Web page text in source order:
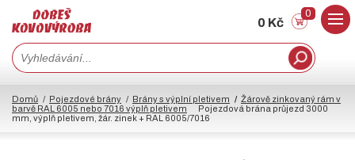
0 Kč
0
Domů Pojezdové brány Brány s výplní pletivem
Žárově zinkovaný rám v
barvě RAL 6005 nebo 7016 výplň pletivem
Pojezdová brána průjezd 3000
mm, výplň pletivem, žár. zinek + RAL 6005/7016